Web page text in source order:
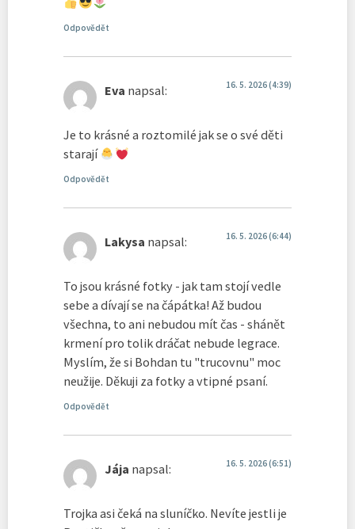
Odpovědět
Eva napsal: 16. 5. 2026 (4:39)
Je to krásné a roztomilé jak se o své děti
starají
Odpovědět
Lakysa napsal: 16. 5. 2026 (6:44)
To jsou krásné fotky - jak tam stojí vedle
sebe a dívají se na čápátka! Až budou
všechna, to ani nebudou mít čas - shánět
krmení pro tolik dráčat nebude legrace.
Myslím, že si Bohdan tu "trucovnu" moc
neužije. Děkuji za fotky a vtipné psaní.
Odpovědět
Jája napsal: 16. 5. 2026 (6:51)
Trojka asi čeká na sluníčko. Nevíte jestli je